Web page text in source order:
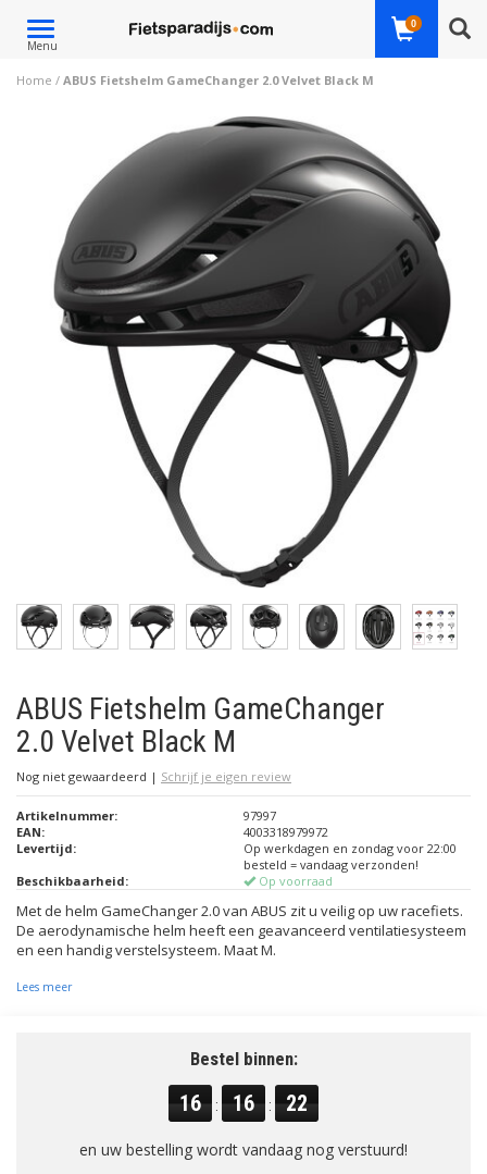
Toggle
navigation
Menu
0
Home / ABUS Fietshelm GameChanger 2.0 Velvet Black M
ABUS Fietshelm GameChanger
2.0 Velvet Black M
Nog niet gewaardeerd | Schrijf je eigen review
Artikelnummer:
97997
EAN:
4003318979972
Levertijd:
Op werkdagen en zondag voor 22:00
besteld = vandaag verzonden!
Beschikbaarheid:
Op voorraad
Met de helm GameChanger 2.0 van ABUS zit u veilig op uw racefiets.
De aerodynamische helm heeft een geavanceerd ventilatiesysteem
en een handig verstelsysteem. Maat M.
Lees meer
Bestel binnen:
16 : 16 : 21
en uw bestelling wordt vandaag nog verstuurd!